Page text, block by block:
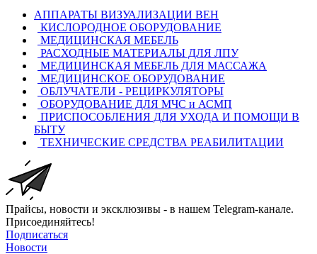
АППАРАТЫ ВИЗУАЛИЗАЦИИ ВЕН
КИСЛОРОДНОЕ ОБОРУДОВАНИЕ
МЕДИЦИНСКАЯ МЕБЕЛЬ
РАСХОДНЫЕ МАТЕРИАЛЫ ДЛЯ ЛПУ
МЕДИЦИНСКАЯ МЕБЕЛЬ ДЛЯ МАССАЖА
МЕДИЦИНСКОЕ ОБОРУДОВАНИЕ
ОБЛУЧАТЕЛИ - РЕЦИРКУЛЯТОРЫ
ОБОРУДОВАНИЕ ДЛЯ МЧС и АСМП
ПРИСПОСОБЛЕНИЯ ДЛЯ УХОДА И ПОМОЩИ В
БЫТУ
ТЕХНИЧЕСКИЕ СРЕДСТВА РЕАБИЛИТАЦИИ
Прайсы, новости и эксклюзивы - в нашем Telegram-канале.
Присоединяйтесь!
Подписаться
Новости